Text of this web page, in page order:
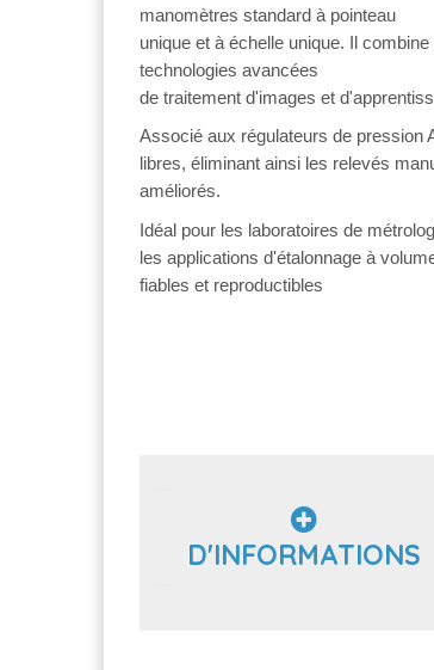
manomètres standard à pointeau
unique et à échelle unique. Il
technologies avancées
de traitement d'images et
Associé aux régulateurs de pression
libres, éliminant ainsi les relevés
améliorés.
Idéal pour les laboratoires de
les applications d'étalonnage à
fiables et reproductibles
D'INFORMATIONS